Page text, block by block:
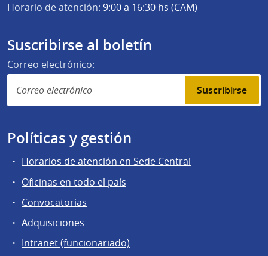
Horario de atención: 9:00 a 16:30 hs (CAM)
Suscribirse al boletín
Correo electrónico:
Suscribirse
Políticas y gestión
Horarios de atención en Sede Central
Oficinas en todo el país
Convocatorias
Adquisiciones
Intranet (funcionariado)